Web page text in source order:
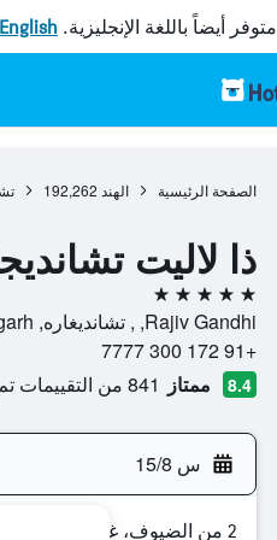
متوفر أيضاً باللغة الإنجليزية.
الصفحة الرئيسية الهند 192,262
ذا لاليت
5 نجوم
Rajiv Gandhi, , تشانديغاره, Chandigarh, الهند
+91 172 300 7777
8.4 ممتاز 841 من التقييمات تم التحقق منها
س 15/8
2 من الضيوف، غرفة واحدة